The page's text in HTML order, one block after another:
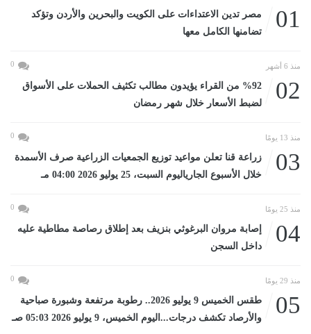
01
مصر تدين الاعتداءات على الكويت والبحرين والأردن وتؤكد
تضامنها الكامل معها
منذ 6 أشهر 0
02
%92 من القراء يؤيدون مطالب تكثيف الحملات على الأسواق
لضبط الأسعار خلال شهر رمضان
منذ 13 يومًا 0
03
زراعة قنا تعلن مواعيد توزيع الجمعيات الزراعية صرف الأسمدة
خلال الأسبوع الجارياليوم السبت، 25 يوليو 2026 04:00 مـ
منذ 25 يومًا 0
04
إصابة مروان البرغوثي بنزيف بعد إطلاق رصاصة مطاطية عليه
داخل السجن
منذ 29 يومًا 0
05
طقس الخميس 9 يوليو 2026.. رطوبة مرتفعة وشبورة صباحية
والأرصاد تكشف درجات...اليوم الخميس، 9 يوليو 2026 05:03 صـ